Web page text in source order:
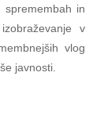
spremembah in
v
vlog
javnosti.